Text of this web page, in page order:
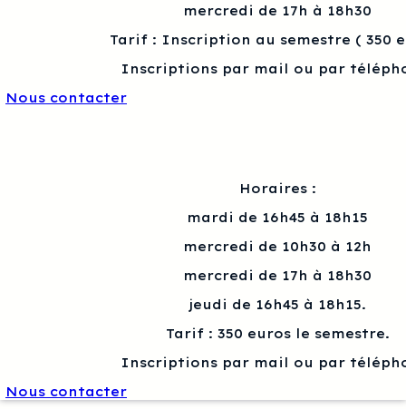
mercredi de 17h à 18h30
Tarif : Inscription au semestre ( 350
Inscriptions par mail ou par
Nous contacter
Horaires :
mardi de 16h45 à 18h15
mercredi de 10h30 à 12h
mercredi de 17h à 18h30
jeudi de 16h45 à 18h15.
Tarif : 350 euros le semestre.
Inscriptions par mail ou par
Nous contacter